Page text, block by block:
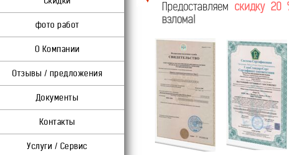
фото работ
О Компании
Отзывы / предложения
Документы
Контакты
Услуги / Сервис
Предоставляем скидку 20
взлома!